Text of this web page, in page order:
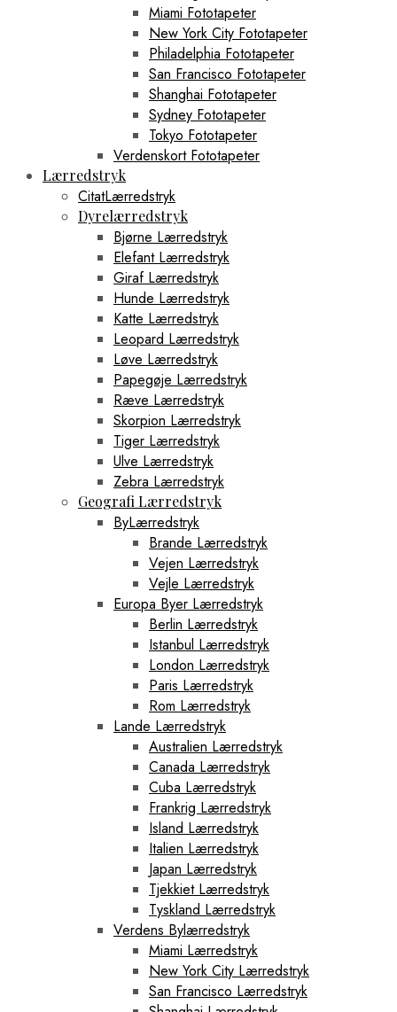
Miami Fototapeter
New York City Fototapeter
Philadelphia Fototapeter
San Francisco Fototapeter
Shanghai Fototapeter
Sydney Fototapeter
Tokyo Fototapeter
Verdenskort Fototapeter
Lærredstryk
CitatLærredstryk
Dyrelærredstryk
Bjørne Lærredstryk
Elefant Lærredstryk
Giraf Lærredstryk
Hunde Lærredstryk
Katte Lærredstryk
Leopard Lærredstryk
Løve Lærredstryk
Papegøje Lærredstryk
Ræve Lærredstryk
Skorpion Lærredstryk
Tiger Lærredstryk
Ulve Lærredstryk
Zebra Lærredstryk
Geografi Lærredstryk
ByLærredstryk
Brande Lærredstryk
Vejen Lærredstryk
Vejle Lærredstryk
Europa Byer Lærredstryk
Berlin Lærredstryk
Istanbul Lærredstryk
London Lærredstryk
Paris Lærredstryk
Rom Lærredstryk
Lande Lærredstryk
Australien Lærredstryk
Canada Lærredstryk
Cuba Lærredstryk
Frankrig Lærredstryk
Island Lærredstryk
Italien Lærredstryk
Japan Lærredstryk
Tjekkiet Lærredstryk
Tyskland Lærredstryk
Verdens Bylærredstryk
Miami Lærredstryk
New York City Lærredstryk
San Francisco Lærredstryk